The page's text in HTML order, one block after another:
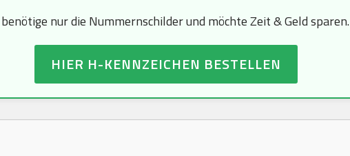
nur die Nummernschilder und möchte Zeit & Geld sparen.
HIER H-KENNZEICHEN BESTELLEN